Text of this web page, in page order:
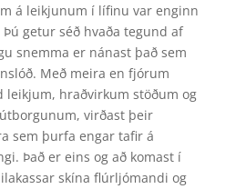
á leikjunum í lífinu var enginn
getur séð hvaða tegund af
snemma er nánast það sem
Með meira en fjórum
hraðvirkum stöðum og
virðast þeir
sem þurfa engar tafir á
Það er eins og að komast í
skína flúrljómandi og